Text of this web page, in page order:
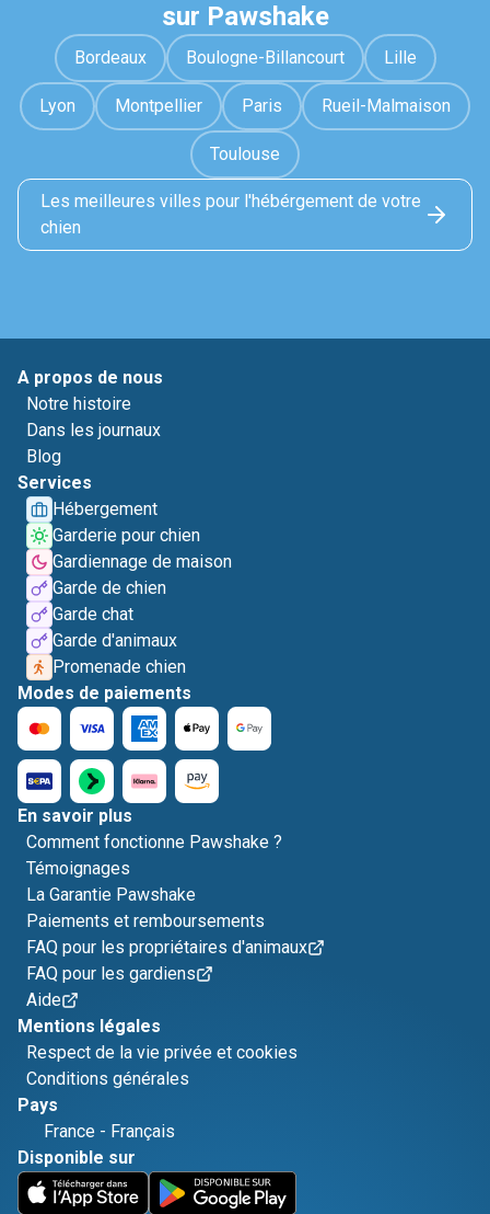
sur Pawshake
Bordeaux Boulogne-Billancourt Lille
Lyon Montpellier Paris Rueil-Malmaison
Toulouse
Les meilleures villes pour l'hébérgement de votre
chien
A propos de nous
Notre histoire
Dans les journaux
Blog
Services
Hébergement
Garderie pour chien
Gardiennage de maison
Garde de chien
Garde chat
Garde d'animaux
Promenade chien
Modes de paiements
En savoir plus
Comment fonctionne Pawshake ?
Témoignages
La Garantie Pawshake
Paiements et remboursements
FAQ pour les propriétaires d'animaux
FAQ pour les gardiens
Aide
Mentions légales
Respect de la vie privée et cookies
Conditions générales
Pays
France - Français
Disponible sur